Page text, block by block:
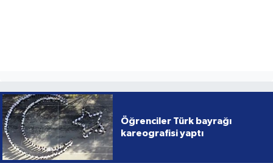
Öğrenciler Türk bayrağı
kareografisi yaptı